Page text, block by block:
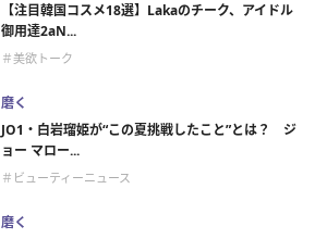
【注目韓国コスメ18選】Lakaのチーク、アイドル
御用達2aN...
＃美欲トーク
磨く
JO1・白岩瑠姫が“この夏挑戦したこと”とは？ ジ
ョー マロー...
＃ビューティーニュース
磨く